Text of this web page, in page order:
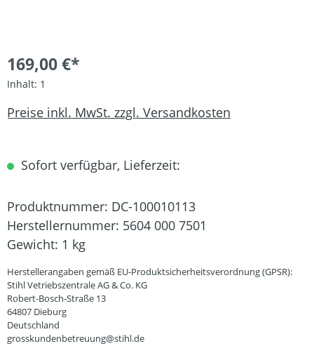
169,00 €*
Inhalt: 1
Preise inkl. MwSt. zzgl. Versandkosten
Sofort verfügbar, Lieferzeit:
Produktnummer: DC-100010113
Herstellernummer: 5604 000 7501
Gewicht: 1 kg
Herstellerangaben gemäß EU-Produktsicherheitsverordnung (GPSR):
Stihl Vetriebszentrale AG & Co. KG
Robert-Bosch-Straße 13
64807 Dieburg
Deutschland
grosskundenbetreuung@stihl.de